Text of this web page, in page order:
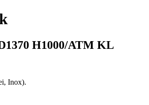
H1000/ATM KL
Inox).